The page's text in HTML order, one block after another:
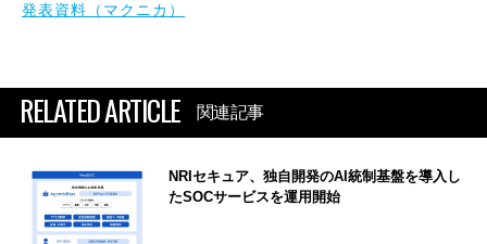
発表資料（マクニカ）
RELATED ARTICLE 関連記事
NRIセキュア、独自開発のAI統制基盤を導入し
たSOCサービスを運用開始